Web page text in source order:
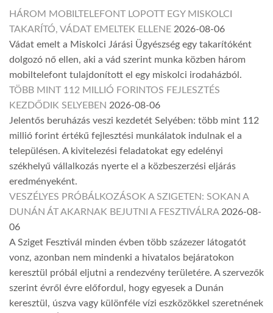
HÁROM MOBILTELEFONT LOPOTT EGY MISKOLCI
TAKARÍTÓ, VÁDAT EMELTEK ELLENE 2026-08-06
Vádat emelt a Miskolci Járási Ügyészség egy takarítóként
dolgozó nő ellen, aki a vád szerint munka közben három
mobiltelefont tulajdonított el egy miskolci irodaházból.
TÖBB MINT 112 MILLIÓ FORINTOS FEJLESZTÉS
KEZDŐDIK SELYEBEN 2026-08-06
Jelentős beruházás veszi kezdetét Selyében: több mint 112
millió forint értékű fejlesztési munkálatok indulnak el a
településen. A kivitelezési feladatokat egy edelényi
székhelyű vállalkozás nyerte el a közbeszerzési eljárás
eredményeként.
VESZÉLYES PRÓBÁLKOZÁSOK A SZIGETEN: SOKAN A
DUNÁN ÁT AKARNAK BEJUTNI A FESZTIVÁLRA 2026-08-
06
A Sziget Fesztivál minden évben több százezer látogatót
vonz, azonban nem mindenki a hivatalos bejáratokon
keresztül próbál eljutni a rendezvény területére. A szervezők
szerint évről évre előfordul, hogy egyesek a Dunán
keresztül, úszva vagy különféle vízi eszközökkel szeretnének